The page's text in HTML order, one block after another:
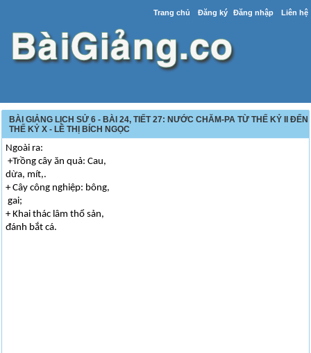
Trang chủ Đăng ký Đăng nhập Liên hệ
BÀI GIẢNG LỊCH SỬ 6 - BÀI 24, TIẾT 27: NƯỚC CHĂM-PA TỪ THẾ KỶ II ĐẾN
THẾ KỶ X - LÊ THỊ BÍCH NGỌC
Ngoài ra:
+Trồng cây ăn quả: Cau,
dừa, mít,.
+ Cây công nghiệp: bông,
gai;
+ Khai thác lâm thổ sản,
đánh bắt cá.